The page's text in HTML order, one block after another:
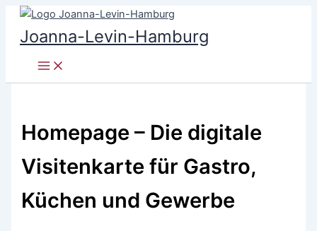
Zum
Inhalt
springen
Joanna-Levin-Hamburg
Homepage – Die digitale
Visitenkarte für Gastro,
Küchen und Gewerbe